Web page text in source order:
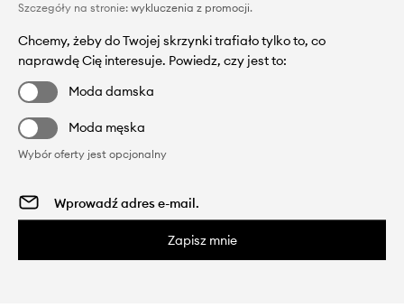
Szczegóły na stronie: wykluczenia z promocji.
Chcemy, żeby do Twojej skrzynki trafiało tylko to, co
naprawdę Cię interesuje. Powiedz, czy jest to:
Moda damska
Moda męska
Wybór oferty jest opcjonalny
Zapisz mnie